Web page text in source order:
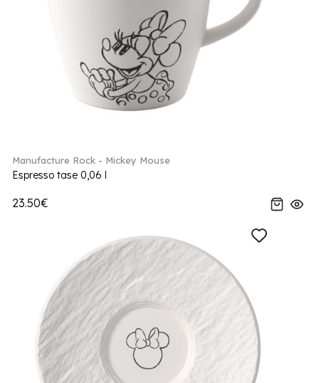
Manufacture Rock - Mickey Mouse
Espresso tase 0,06 l
23.50€